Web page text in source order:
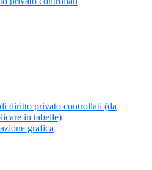
diritto privato controllati (da
in tabelle)
grafica